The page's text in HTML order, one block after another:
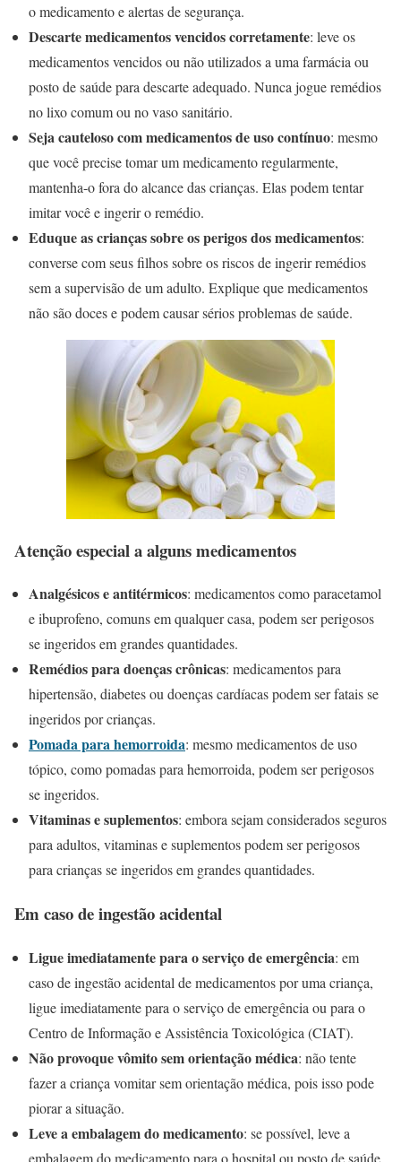
o medicamento e alertas de segurança.
Descarte medicamentos vencidos corretamente: leve os
medicamentos vencidos ou não utilizados a uma farmácia ou
posto de saúde para descarte adequado. Nunca jogue remédios
no lixo comum ou no vaso sanitário.
Seja cauteloso com medicamentos de uso contínuo: mesmo
que você precise tomar um medicamento regularmente,
mantenha-o fora do alcance das crianças. Elas podem tentar
imitar você e ingerir o remédio.
Eduque as crianças sobre os perigos dos medicamentos:
converse com seus filhos sobre os riscos de ingerir remédios
sem a supervisão de um adulto. Explique que medicamentos
não são doces e podem causar sérios problemas de saúde.
Atenção especial a alguns medicamentos
Analgésicos e antitérmicos: medicamentos como paracetamol
e ibuprofeno, comuns em qualquer casa, podem ser perigosos
se ingeridos em grandes quantidades.
Remédios para doenças crônicas: medicamentos para
hipertensão, diabetes ou doenças cardíacas podem ser fatais se
ingeridos por crianças.
Pomada para hemorroida: mesmo medicamentos de uso
tópico, como pomadas para hemorroida, podem ser perigosos
se ingeridos.
Vitaminas e suplementos: embora sejam considerados seguros
para adultos, vitaminas e suplementos podem ser perigosos
para crianças se ingeridos em grandes quantidades.
Em caso de ingestão acidental
Ligue imediatamente para o serviço de emergência: em
caso de ingestão acidental de medicamentos por uma criança,
ligue imediatamente para o serviço de emergência ou para o
Centro de Informação e Assistência Toxicológica (CIAT).
Não provoque vômito sem orientação médica: não tente
fazer a criança vomitar sem orientação médica, pois isso pode
piorar a situação.
Leve a embalagem do medicamento: se possível, leve a
embalagem do medicamento para o hospital ou posto de saúde,